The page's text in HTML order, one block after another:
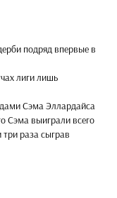
подряд впервые в
лиги лишь
Сэма Эллардайса
Сэма выиграли всего
раза сыграв